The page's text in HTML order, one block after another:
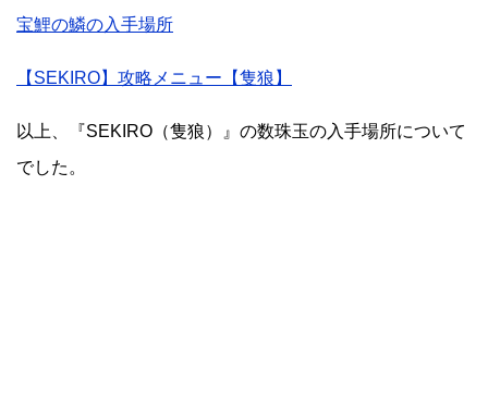
宝鯉の鱗の入手場所
【SEKIRO】攻略メニュー【隻狼】
以上、『SEKIRO（隻狼）』の数珠玉の入手場所について
でした。